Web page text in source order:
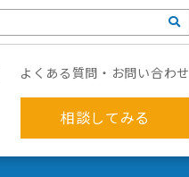
よくある質問・お問い合わせ
相談してみる